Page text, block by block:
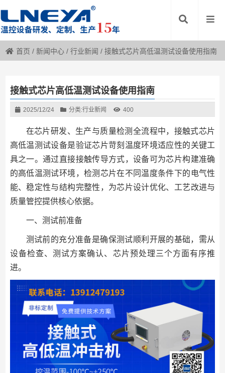
首页 /新闻中心 /行业新闻 /接触式芯片高低温测试设备使用指南
接触式芯片高低温测试设备使用指南
2025/12/24 分类:行业新闻 400
在芯片研发、生产与质量检测全流程中，接触式芯片
高低温测试设备是验证芯片苛刻温度环境适应性的关键工
具之一。通过直接接触传导方式，设备可为芯片构建准确
的高低温测试环境，检测芯片在不同温度条件下的电气性
能、稳定性与结构完整性，为芯片设计优化、工艺改进与
质量管控提供核心依据。
一、测试前准备
测试前的充分准备是确保测试顺利开展的基础，需从
设备检查、测试方案确认、芯片预处理三个方面有序推
进。